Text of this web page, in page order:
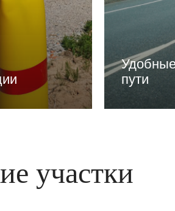
пути
участки